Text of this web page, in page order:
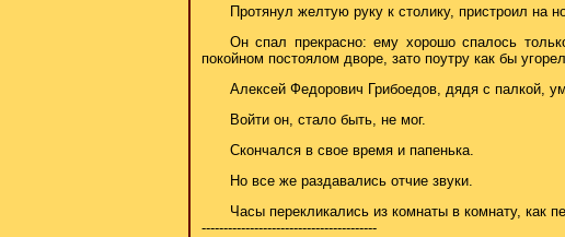
Протянул желтую руку к столику, пристроил на
Он спал прекрасно: ему хорошо спалось
покойном постоялом дворе, зато поутру как бы
Алексей Федорович Грибоедов, дядя с палкой,
Войти он, стало быть, не мог.
Скончался в свое время и папенька.
Но все же раздавались отчие звуки.
Часы перекликались из комнаты в комнату, как
----------------------------------------